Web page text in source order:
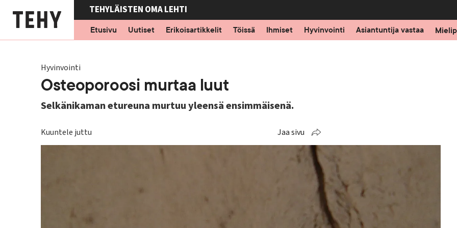
pääsisältöön
TEHYLÄISTEN OMA LEHTI
Etusivu
Uutiset Erikoisartikkelit Töissä Ihmiset Hyvinvointi Asiantuntija vastaa
Hyvinvointi
Osteoporoosi murtaa luut
Selkänikaman etureuna murtuu yleensä ensimmäisenä.
Kuuntele juttu Jaa sivu